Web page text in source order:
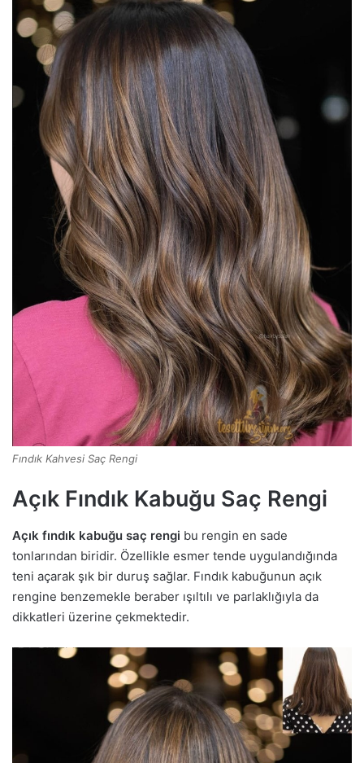
Fındık Kahvesi Saç Rengi
Açık Fındık Kabuğu Saç Rengi
Açık fındık kabuğu saç rengi bu rengin en sade
tonlarından biridir. Özellikle esmer tende uygulandığında
teni açarak şık bir duruş sağlar. Fındık kabuğunun açık
rengine benzemekle beraber ışıltılı ve parlaklığıyla da
dikkatleri üzerine çekmektedir.